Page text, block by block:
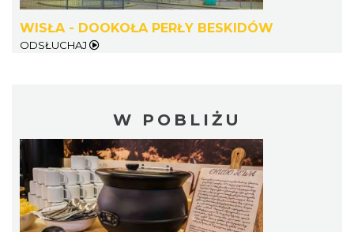
WISŁA - DOOKOŁA PERŁY BESKIDÓW
ODSŁUCHAJ
W POBLIŻU